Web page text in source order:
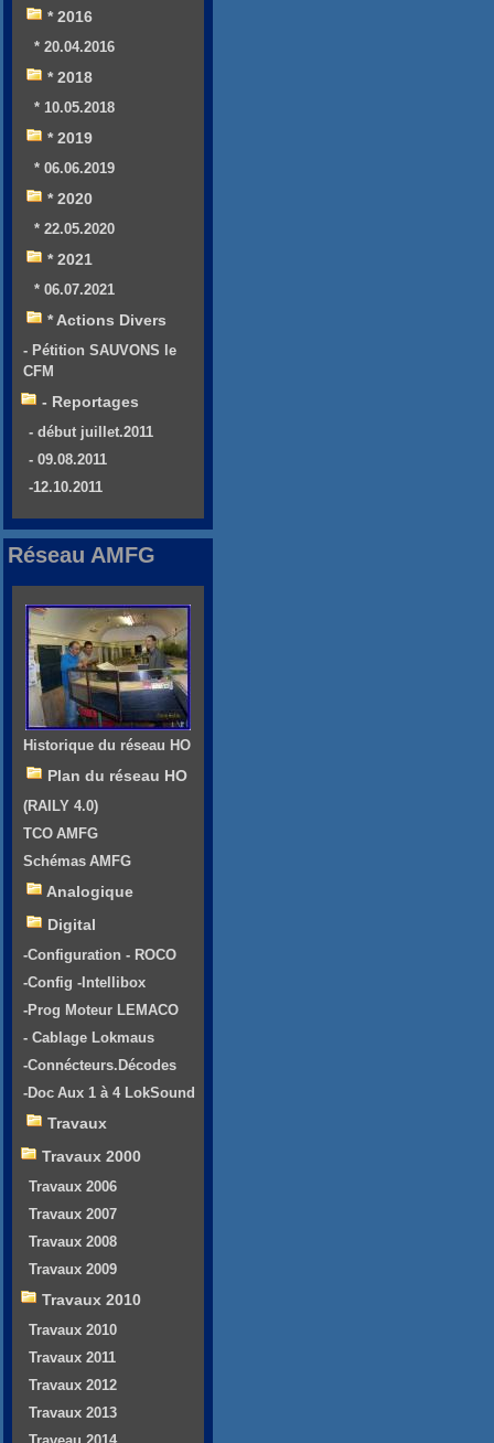
* 2016
* 20.04.2016
* 2018
* 10.05.2018
* 2019
* 06.06.2019
* 2020
* 22.05.2020
* 2021
* 06.07.2021
* Actions Divers
- Pétition SAUVONS le
CFM
- Reportages
- début juillet.2011
- 09.08.2011
-12.10.2011
Réseau AMFG
Historique du réseau HO
Plan du réseau HO
(RAILY 4.0)
TCO AMFG
Schémas AMFG
Analogique
Digital
-Configuration - ROCO
-Config -Intellibox
-Prog Moteur LEMACO
- Cablage Lokmaus
-Connécteurs.Décodes
-Doc Aux 1 à 4 LokSound
Travaux
Travaux 2000
Travaux 2006
Travaux 2007
Travaux 2008
Travaux 2009
Travaux 2010
Travaux 2010
Travaux 2011
Travaux 2012
Travaux 2013